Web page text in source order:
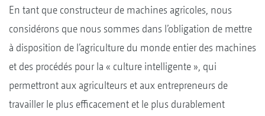
En tant que constructeur de machines agricoles, nous
considérons que nous sommes dans l’obligation de mettre
à disposition de l’agriculture du monde entier des machines
et des procédés pour la « culture intelligente », qui
permettront aux agriculteurs et aux entrepreneurs de
travailler le plus efficacement et le plus durablement